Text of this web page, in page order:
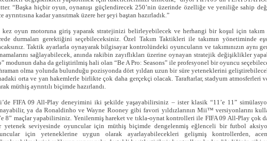
“Başka hiçbir oyun, oynanışı güçlendirecek 250’nin üzerinde özelliğe ve yeniliğe sahip
ayrıntısına kadar yansıtmak üzere her şeyi baştan hazırladık.”
oyun motoruna giriş yaparak stratejinizi belirleyebilecek ve herhangi bir koşul için takım
durmaları gerektiğini seçebileceksiniz. Özel Takım Taktikleri ile takımın yönetiminde
Taktik ayarlarla oynayarak bilgisayar kontrolündeki oyuncuların ve takımınızın aynı
sağlayabilecek, anında rakibin zayıflıkları üzerine oynayan stratejik değişiklikler
modunun daha da geliştirilmiş hali olan “Be A Pro: Seasons” ile profesyonel bir oyuncu
olma yolunda bulunduğu pozisyonda dört yıldan uzun bir süre yeteneklerini
orta ve yan hakemlerle birlikte çok daha gerçekçi olacak. Taraftarlar, stadyum atmosferleri
müthiş ayrıntılı biçimde hazırlandı.
FIFA 09 All-Play deneyimini iki şekilde yaşayabilirsiniz – ister klasik “11’e 11”
ya da Ronaldinho ve Wayne Rooney gibi favori yıldızlarının Mii™ versiyonlarını
8” maçlar yapabilirsiniz. Yenilenmiş hareket ve tıkla-oynat kontrolleri ile FIFA 09 All-Play çok
yetenek seviyesinde oyuncular için müthiş biçimde dengelenmiş eğlenceli bir futbol
için yeteneklerine uygun olarak ayarlayabilecekleri gelişmiş kontrollerden,